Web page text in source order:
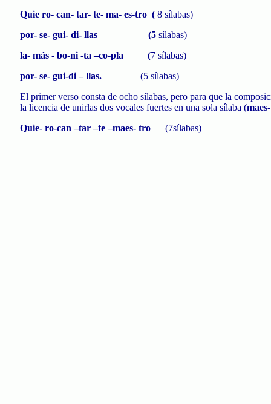
Quie ro- can- tar- te- ma- es-tro (8sílabas)
por-se- gui- di- llas (5sílabas)
la- más - bo-ni -ta –co-pla (7 sílabas)
por-se- gui-di –llas.
(5 sílabas)
El primer verso consta de ocho sílabas, pero para que la
la licencia de unirlas dos vocales fuertes en una sola sílaba (maes
Quie- ro-can –tar–te –maes- tro (7sílabas)